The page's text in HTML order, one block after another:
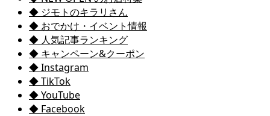
◆ ジモトのキラリさん
◆ おでかけ・イベント情報
◆ 人気記事ランキング
◆ キャンペーン&クーポン
◆ Instagram
◆ TikTok
◆ YouTube
◆ Facebook